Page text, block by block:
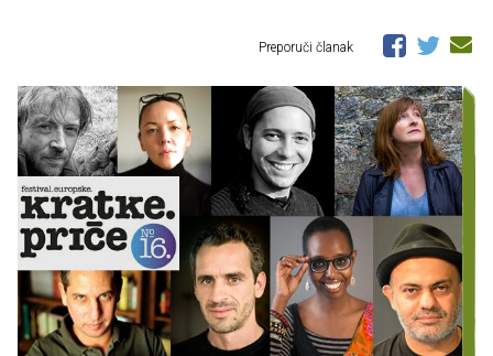
Preporuči članak